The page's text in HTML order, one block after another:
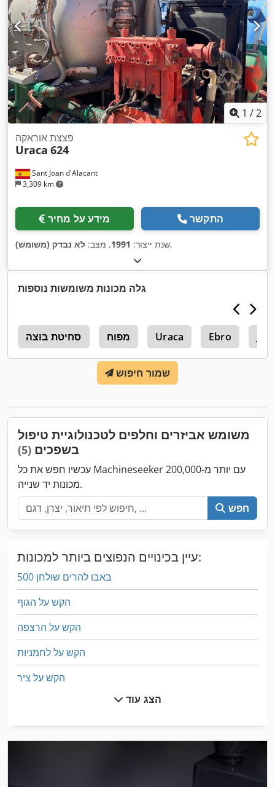
1 /2
Sant Joan d'Alacant
3,309 km
פצצת אוראקה
Uraca 624
מידע על מחיר התקשר
שנת ייצור: 1991, מצב: לא נבדק (משומש) ,
גלה מכונות משומשות נוספות
סחיטת בוצה מפוח Uraca Ebro
שמור חיפוש
משומש אביזרים וחלפים לטכנולוגיית טיפול
בשפכים (5)
עכשיו חפש את כל Machineseeker עם יותר מ-200,000
מכונות יד שנייה.
חפש
עיין בכינויים הנפוצים ביותר למכונות:
באבו להרים שולחן 500
הקש על הגוף
הקש על הרצפה
הקש על לחמניות
הקש על ציר
הצג עוד